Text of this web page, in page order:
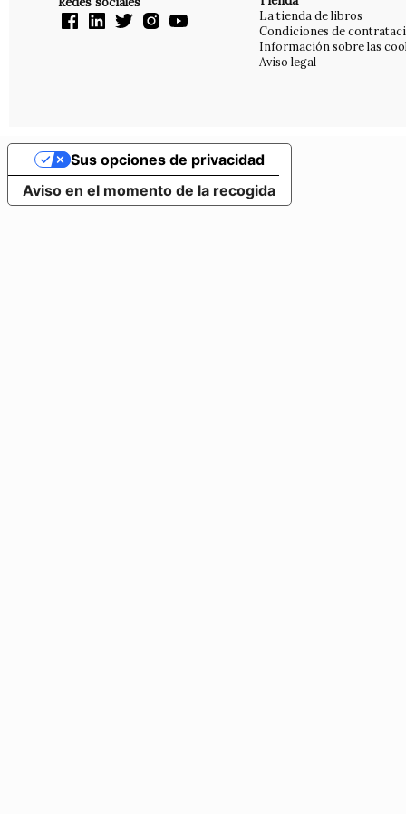
La tienda de libros
Condiciones de
Información sobre las
Aviso legal
Aviso en el momento de la recogida
Sus opciones de privacidad